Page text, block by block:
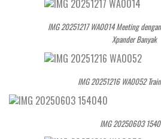
IMG 20251217 WA0014 Meeting
Xpander Banyak
IMG 20251216 WA0052
IMG 20250603